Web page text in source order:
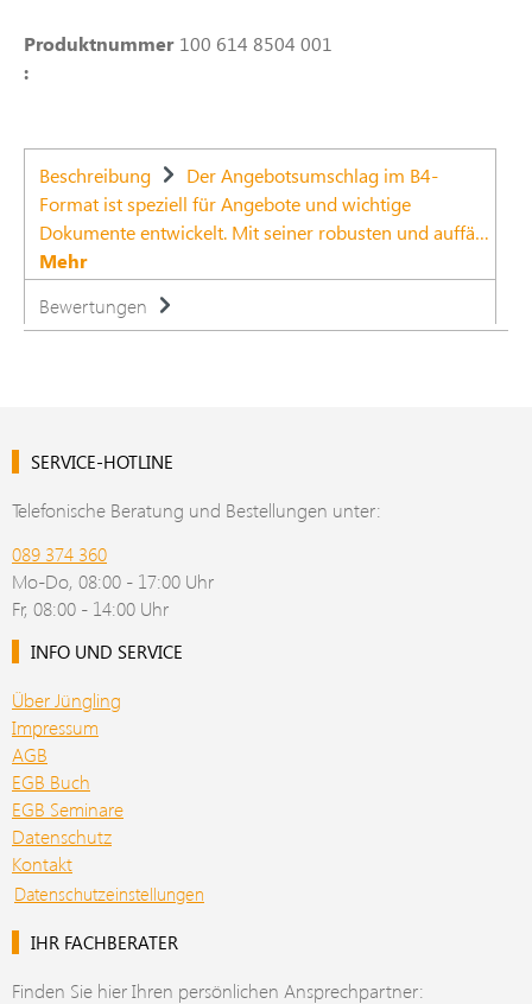
Produktnummer
:
100 614 8504 001
Beschreibung
Der Angebotsumschlag im B4-
Format ist speziell für Angebote und wichtige
Dokumente entwickelt. Mit seiner robusten und auffä…
Mehr
Bewertungen
SERVICE-HOTLINE
Telefonische Beratung und Bestellungen unter:
089 374 360
Mo-Do, 08:00 - 17:00 Uhr
Fr, 08:00 - 14:00 Uhr
INFO UND SERVICE
Über Jüngling
Impressum
AGB
EGB Buch
EGB Seminare
Datenschutz
Kontakt
Datenschutzeinstellungen
IHR FACHBERATER
Finden Sie hier Ihren persönlichen Ansprechpartner: